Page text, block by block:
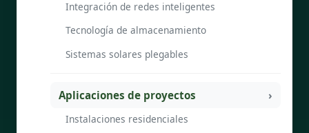
Integración de redes inteligentes
Tecnología de almacenamiento
Sistemas solares plegables
Aplicaciones de proyectos
Instalaciones residenciales